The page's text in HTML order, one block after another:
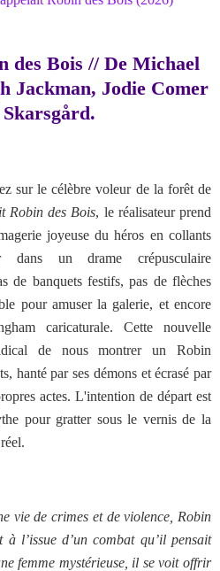
des Bois // De Michael
Jackman, Jodie Comer
sur le célèbre voleur de la forêt de
Robin des Bois, le réalisateur prend
joyeuse du héros en collants
un drame crépusculaire
de banquets festifs, pas de flèches
pour amuser la galerie, et encore
caricaturale. Cette nouvelle
de nous montrer un Robin
hanté par ses démons et écrasé par
actes. L'intention de départ est
pour gratter sous le vernis de la
vie de crimes et de violence, Robin
l’issue d’un combat qu’il pensait
femme mystérieuse, il se voit offrir